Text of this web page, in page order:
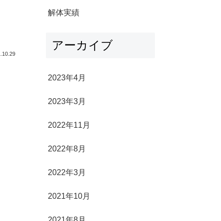
解体実績
アーカイブ
2023年4月
2023年3月
2022年11月
2022年8月
2022年3月
2021年10月